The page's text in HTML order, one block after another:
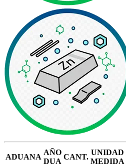
ADUANA
AÑO
DUA
CANT.
UNIDAD
MEDIDA